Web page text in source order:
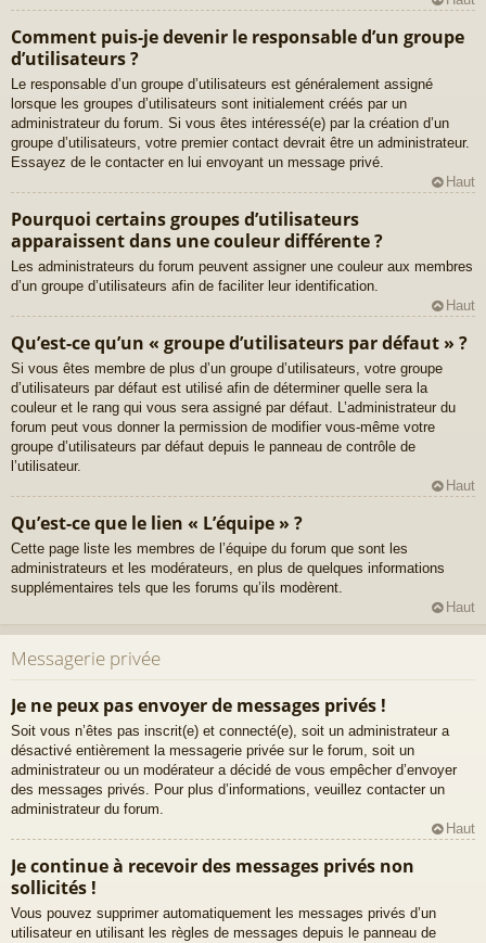
Comment puis-je devenir le responsable d’un groupe
d’utilisateurs ?
Le responsable d’un groupe d’utilisateurs est généralement assigné
lorsque les groupes d’utilisateurs sont initialement créés par un
administrateur du forum. Si vous êtes intéressé(e) par la création d’un
groupe d’utilisateurs, votre premier contact devrait être un administrateur.
Essayez de le contacter en lui envoyant un message privé.
Haut
Pourquoi certains groupes d’utilisateurs
apparaissent dans une couleur différente ?
Les administrateurs du forum peuvent assigner une couleur aux membres
d’un groupe d’utilisateurs afin de faciliter leur identification.
Haut
Qu’est-ce qu’un « groupe d’utilisateurs par défaut » ?
Si vous êtes membre de plus d’un groupe d’utilisateurs, votre groupe
d’utilisateurs par défaut est utilisé afin de déterminer quelle sera la
couleur et le rang qui vous sera assigné par défaut. L’administrateur du
forum peut vous donner la permission de modifier vous-même votre
groupe d’utilisateurs par défaut depuis le panneau de contrôle de
l’utilisateur.
Haut
Qu’est-ce que le lien « L’équipe » ?
Cette page liste les membres de l’équipe du forum que sont les
administrateurs et les modérateurs, en plus de quelques informations
supplémentaires tels que les forums qu’ils modèrent.
Haut
Messagerie privée
Je ne peux pas envoyer de messages privés !
Soit vous n’êtes pas inscrit(e) et connecté(e), soit un administrateur a
désactivé entièrement la messagerie privée sur le forum, soit un
administrateur ou un modérateur a décidé de vous empêcher d’envoyer
des messages privés. Pour plus d’informations, veuillez contacter un
administrateur du forum.
Haut
Je continue à recevoir des messages privés non
sollicités !
Vous pouvez supprimer automatiquement les messages privés d’un
utilisateur en utilisant les règles de messages depuis le panneau de